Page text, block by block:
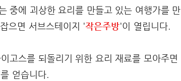
중에 괴상한 요리를 만들고 있는 여행가를 만
으면 서브스테이지 '작은주방'이 열립니다.
고스를 되돌리기 위한 요리 재료를 모아주면
얻습니다.